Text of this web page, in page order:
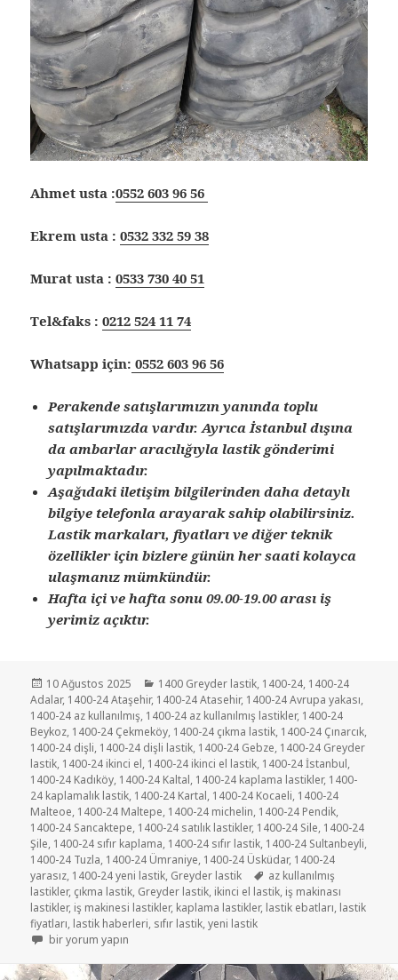
Ahmet usta :0552 603 96 56
Ekrem usta :0532 332 59 38
Murat usta :0533 730 40 51
Tel&faks :0212 524 11 74
Whatsapp için: 0552 603 96 56
Perakende satışlarımızın yanında toplu
satışlarımızda vardır. Ayrıca İstanbul dışına
da ambarlar aracılığıyla lastik gönderimi
yapılmaktadır.
Aşağıdaki iletişim bilgilerinden daha detaylı
bilgiye telefonla arayarak sahip olabilirsiniz.
Lastik markaları, fiyatları ve diğer teknik
özellikler için bizlere günün her saati kolayca
ulaşmanız mümkündür.
Hafta içi ve hafta sonu 09.00-19.00 arası iş
yerimiz açıktır.
Yayın
tarihi
10 Ağustos 2025 Kategoriler
1400 Greyder lastik, 1400-24, 1400-24
Adalar, 1400-24 Ataşehir, 1400-24 Atasehir, 1400-24 Avrupa yakası,
1400-24 az kullanılmış, 1400-24 az kullanılmış lastikler, 1400-24
Beykoz, 1400-24 Çekmeköy, 1400-24 çıkma lastik, 1400-24 Çınarcık,
1400-24 dişli, 1400-24 dişli lastik, 1400-24 Gebze, 1400-24 Greyder
lastik, 1400-24 ikinci el, 1400-24 ikinci el lastik, 1400-24 İstanbul,
1400-24 Kadıköy, 1400-24 Kaltal, 1400-24 kaplama lastikler, 1400-
24 kaplamalık lastik, 1400-24 Kartal, 1400-24 Kocaeli, 1400-24
Malteoe, 1400-24 Maltepe, 1400-24 michelin, 1400-24 Pendik,
1400-24 Sancaktepe, 1400-24 satılık lastikler, 1400-24 Sile, 1400-24
Şile, 1400-24 sıfır kaplama, 1400-24 sıfır lastik, 1400-24 Sultanbeyli,
1400-24 Tuzla, 1400-24 Ümraniye, 1400-24 Üsküdar, 1400-24
yarasız, 1400-24 yeni lastik, Greyder lastik Etiketler
az kullanılmış
lastikler, çıkma lastik, Greyder lastik, ikinci el lastik, iş makinası
lastikler, iş makinesi lastikler, kaplama lastikler, lastik ebatları, lastik
fiyatları, lastik haberleri, sıfır lastik,yeni lastik
1400-24 İKİNCİ EL ÇIKMA AZ KULLANILMIŞ İS MAKİNASI LASTİKLER
bir yorum yapın